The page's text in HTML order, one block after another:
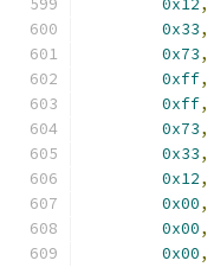
0x12,
0x33,
0x73,
0xff,
0xff,
0x73,
0x33,
0x12,
0x00,
0x00,
0x00,